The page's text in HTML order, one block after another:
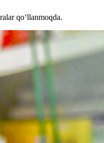
qo‘llanmoqda.